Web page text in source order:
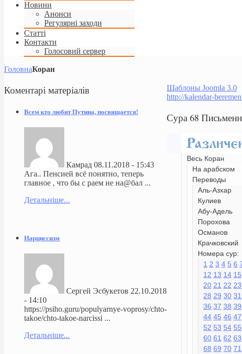
Новини
Анонси
Регулярні заходи
Статті
Контакти
Голосовий сервер
ГоловнаКоран
Шаблоны Joomla 3.0
http://kalendar-
Сура 68
Весь Коран
На арабском
Переводы
Аль-Азхар
Кулиев
Абу-Адель
Порохова
Османов
Крачковский
Номера сур:
1 2 3 4 5 6
12 13 14 15
20 21 22 23
28 29 30 31
36 37 38 39
44 45 46 47
52 53 54 55
60 61 62 63
68 69 70 71
Коментарі матеріалів
Всем кто любит Путина, посвящается!
Камрад 08.11.2018 - 15:43
Ага.. Пенсией всё понятно, теперь
главное , что бы с раем не на@бал ...
Детальніше...
Нарциссизм
Сергей Эсбукетов 22.10.2018
- 14:10
https://psiho.guru/populyarnye-voprosy/chto-
takoe/chto-takoe-narcissi ...
Детальніше...